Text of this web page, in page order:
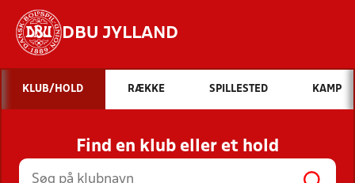
DBU JYLLAND
Hvad vil du søge efter?
INDHOLD OG NYHEDER
STILLINGER, RESULTATER, KLUBBER OG
HOLD
KLUB/HOLD RÆKKE SPILLESTED KAMP
Find en klub eller et hold